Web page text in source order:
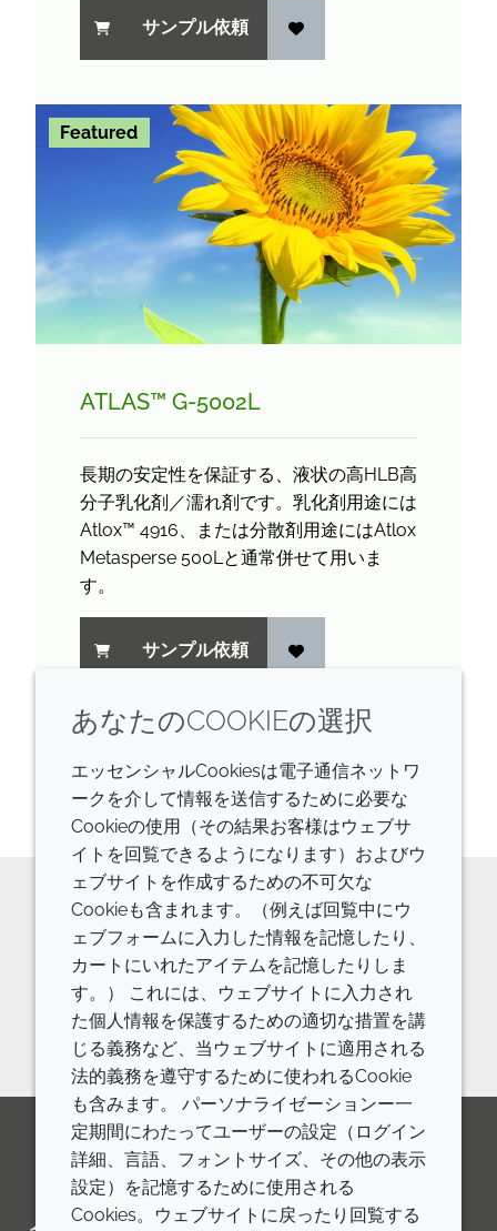
サンプル依頼
Featured
ATLAS™ G-5002L
長期の安定性を保証する、液状の高HLB高
分子乳化剤／濡れ剤です。乳化剤用途には
Atlox™ 4916、または分散剤用途にはAtlox
Metasperse 500Lと通常併せて用いま
す。
サンプル依頼
2の2を表示しています
原料の詳細やご相談などはお気軽に
お問い合わせください。
お問い合わせフォーム
LinkedInYoutubeLine
あなたのCOOKIEの選択
エッセンシャルCookiesは電子通信ネットワ
ークを介して情報を送信するために必要な
Cookieの使用（その結果お客様はウェブサ
イトを回覧できるようになります）およびウ
ェブサイトを作成するための不可欠な
Cookieも含まれます。（例えば回覧中にウ
ェブフォームに入力した情報を記憶したり、
カートにいれたアイテムを記憶したりしま
す。） これには、ウェブサイトに入力され
た個人情報を保護するための適切な措置を講
じる義務など、当ウェブサイトに適用される
法的義務を遵守するために使われるCookie
も含みます。 パーソナライゼーションー一
定期間にわたってユーザーの設定（ログイン
詳細、言語、フォントサイズ、その他の表示
設定）を記憶するために使用される
Cookies。ウェブサイトに戻ったり回覧する